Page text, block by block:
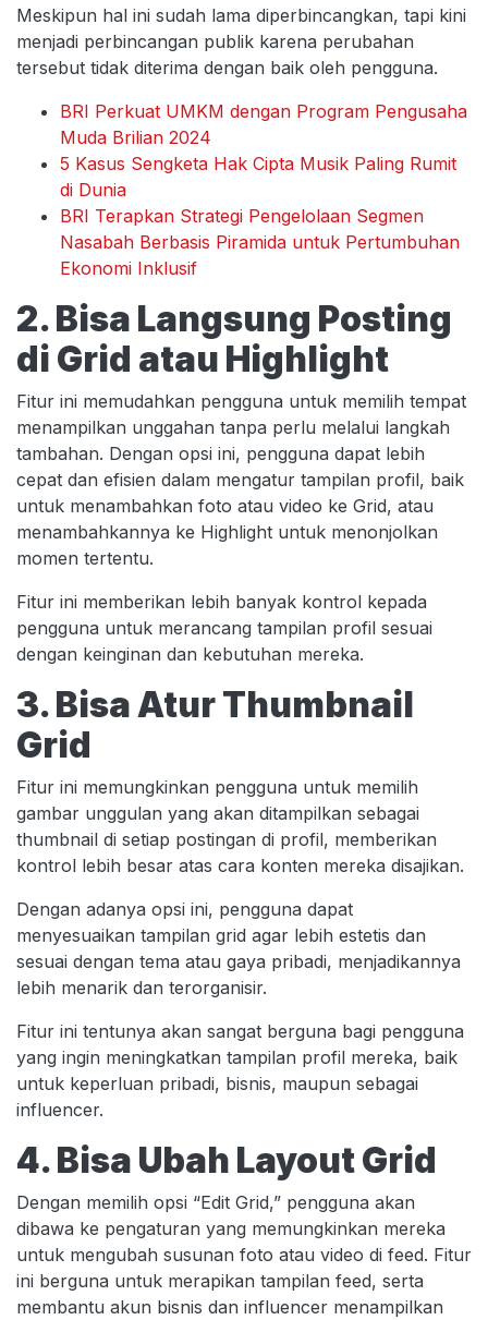
Meskipun hal ini sudah lama diperbincangkan, tapi kini
menjadi perbincangan publik karena perubahan
tersebut tidak diterima dengan baik oleh pengguna.
BRI Perkuat UMKM dengan Program Pengusaha
Muda Brilian 2024
5 Kasus Sengketa Hak Cipta Musik Paling Rumit
di Dunia
BRI Terapkan Strategi Pengelolaan Segmen
Nasabah Berbasis Piramida untuk Pertumbuhan
Ekonomi Inklusif
2. Bisa Langsung Posting
di Grid atau Highlight
Fitur ini memudahkan pengguna untuk memilih tempat
menampilkan unggahan tanpa perlu melalui langkah
tambahan. Dengan opsi ini, pengguna dapat lebih
cepat dan efisien dalam mengatur tampilan profil, baik
untuk menambahkan foto atau video ke Grid, atau
menambahkannya ke Highlight untuk menonjolkan
momen tertentu.
Fitur ini memberikan lebih banyak kontrol kepada
pengguna untuk merancang tampilan profil sesuai
dengan keinginan dan kebutuhan mereka.
3. Bisa Atur Thumbnail
Grid
Fitur ini memungkinkan pengguna untuk memilih
gambar unggulan yang akan ditampilkan sebagai
thumbnail di setiap postingan di profil, memberikan
kontrol lebih besar atas cara konten mereka disajikan.
Dengan adanya opsi ini, pengguna dapat
menyesuaikan tampilan grid agar lebih estetis dan
sesuai dengan tema atau gaya pribadi, menjadikannya
lebih menarik dan terorganisir.
Fitur ini tentunya akan sangat berguna bagi pengguna
yang ingin meningkatkan tampilan profil mereka, baik
untuk keperluan pribadi, bisnis, maupun sebagai
influencer.
4. Bisa Ubah Layout Grid
Dengan memilih opsi “Edit Grid,” pengguna akan
dibawa ke pengaturan yang memungkinkan mereka
untuk mengubah susunan foto atau video di feed. Fitur
ini berguna untuk merapikan tampilan feed, serta
membantu akun bisnis dan influencer menampilkan